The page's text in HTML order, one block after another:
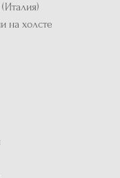
на холсте